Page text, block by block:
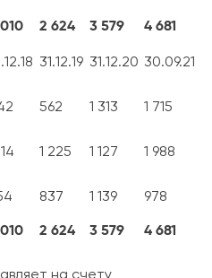
2 624 3 579 4 681
31.12.19 31.12.20 30.09.21
562 1 313
1 715
1 225 1 127
1 988
837 1 139 978
2 624 3 579 4 681
на счету